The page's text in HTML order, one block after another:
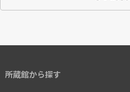
所蔵館から探す